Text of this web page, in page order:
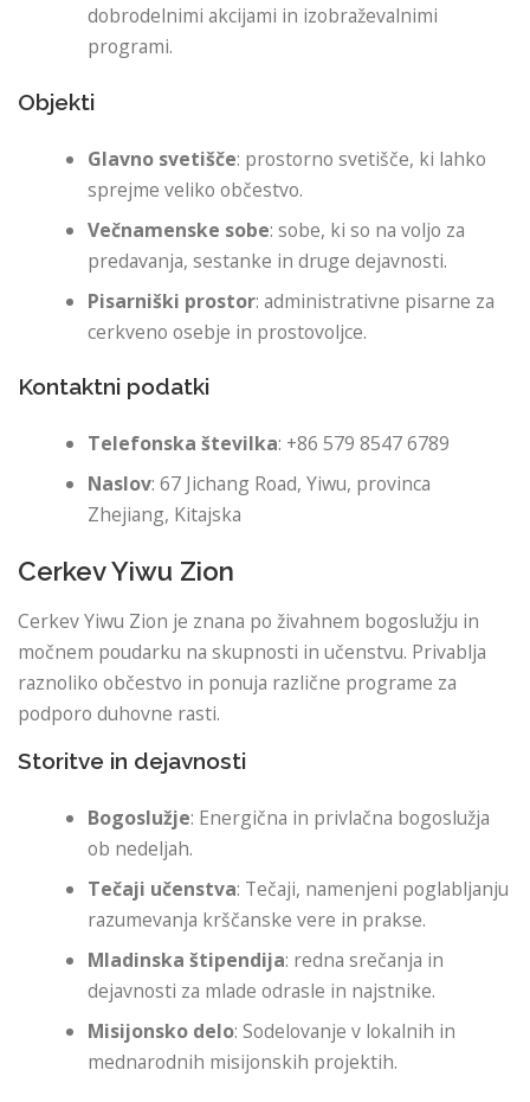
dobrodelnimi akcijami in izobraževalnimi
programi.
Objekti
Glavno svetišče: prostorno svetišče, ki lahko
sprejme veliko občestvo.
Večnamenske sobe: sobe, ki so na voljo za
predavanja, sestanke in druge dejavnosti.
Pisarniški prostor: administrativne pisarne za
cerkveno osebje in prostovoljce.
Kontaktni podatki
Telefonska številka: +86 579 8547 6789
Naslov: 67 Jichang Road, Yiwu, provinca
Zhejiang, Kitajska
Cerkev Yiwu Zion
Cerkev Yiwu Zion je znana po živahnem bogoslužju in
močnem poudarku na skupnosti in učenstvu. Privablja
raznoliko občestvo in ponuja različne programe za
podporo duhovne rasti.
Storitve in dejavnosti
Bogoslužje: Energična in privlačna bogoslužja
ob nedeljah.
Tečaji učenstva: Tečaji, namenjeni poglabljanju
razumevanja krščanske vere in prakse.
Mladinska štipendija: redna srečanja in
dejavnosti za mlade odrasle in najstnike.
Misijonsko delo: Sodelovanje v lokalnih in
mednarodnih misijonskih projektih.